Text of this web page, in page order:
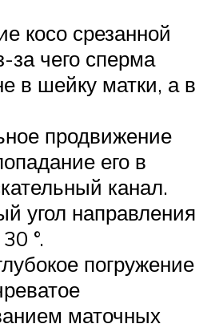
косо срезанной
за чего сперма
в шейку матки, а в
продвижение
его в
канал.
угол направления
°.
погружение
маточных